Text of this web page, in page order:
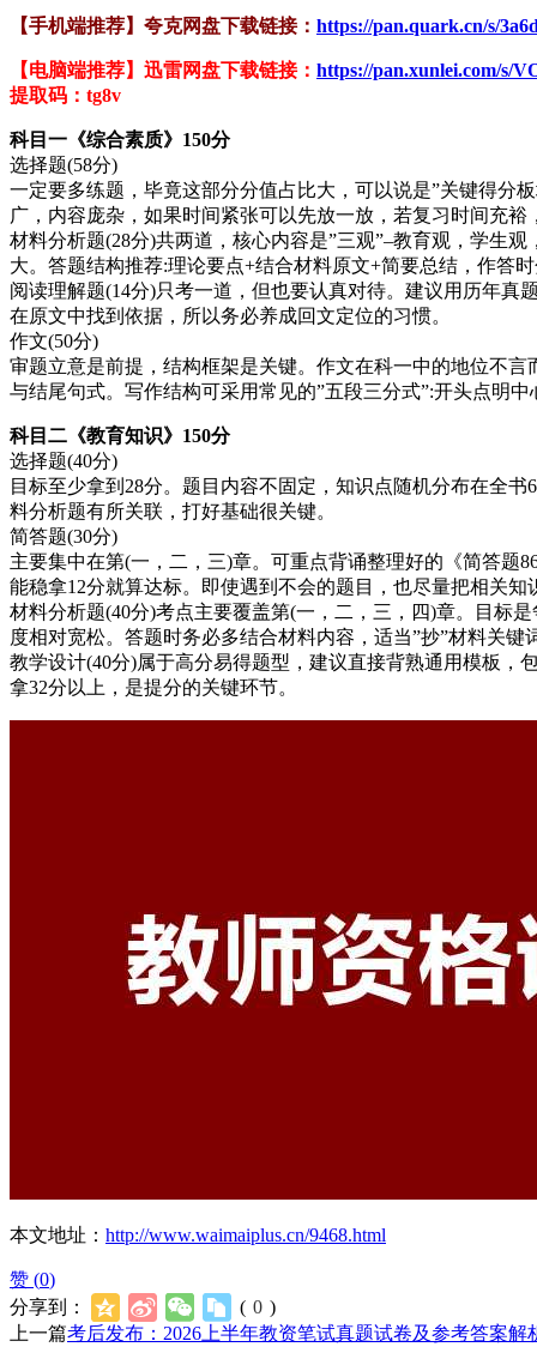
【手机端推荐】夸克网盘下载链接： https://pan.quark.cn/s/
【电脑端推荐】迅雷网盘下载链接： https://pan.xunlei.com/s/
提取码：tg8v
科目一《综合素质》150分
选择题(58分)
一定要多练题，毕竟这部分分值占比大，可以说是”关键得分
广，内容庞杂，如果时间紧张可以先放一放，若复习时间充
材料分析题(28分)共两道，核心内容是”三观”–教育观，学生
大。答题结构推荐:理论要点+结合材料原文+简要总结，作答
阅读理解题(14分)只考一道，但也要认真对待。建议用历年
在原文中找到依据，所以务必养成回文定位的习惯。
作文(50分)
审题立意是前提，结构框架是关键。作文在科一中的地位不
与结尾句式。写作结构可采用常见的”五段三分式”:开头点明
科目二《教育知识》150分
选择题(40分)
目标至少拿到28分。题目内容不固定，知识点随机分布在全
料分析题有所关联，打好基础很关键。
简答题(30分)
主要集中在第(一，二，三)章。可重点背诵整理好的《简答题
能稳拿12分就算达标。即使遇到不会的题目，也尽量把相关
材料分析题(40分)考点主要覆盖第(一，二，三，四)章。目标
度相对宽松。答题时务必多结合材料内容，适当”抄”材料关
教学设计(40分)属于高分易得题型，建议直接背熟通用模板
拿32分以上，是提分的关键环节。
本文地址： http://www.waimaiplus.cn/9468.html
赞 (0)
分享到：
( 0 )
上一篇考后发布：2026上半年教资笔试真题试卷及参考答案解